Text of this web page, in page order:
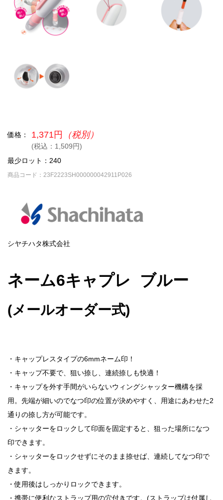
価格： 1,371円 （税別）
(税込：1,509円)
最少ロット：240
商品コード：23F2223SH000000042911P026
シヤチハタ株式会社
ネーム6キャプレ ブルー
(メールオーダー式)
・キャップレスタイプの6mmネーム印！
・キャップ不要で、狙い捺し、連続捺しも快適！
・キャップを外す手間がいらないウィングシャッター機構を採
用。先端が細いのでなつ印の位置が決めやすく、用途にあわせた2
通りの捺し方が可能です。
・シャッターをロックして印面を固定すると、狙った場所になつ
印できます。
・シャッターをロックせずにそのまま捺せば、連続してなつ印で
きます。
・使用後はしっかりロックできます。
・携帯に便利なストラップ用の穴付きです。(ストラップは付属し